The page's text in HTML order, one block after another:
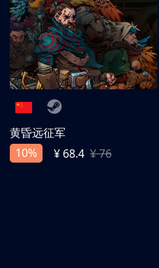
黄昏远征军
10%
¥ 68.4 ¥ 76